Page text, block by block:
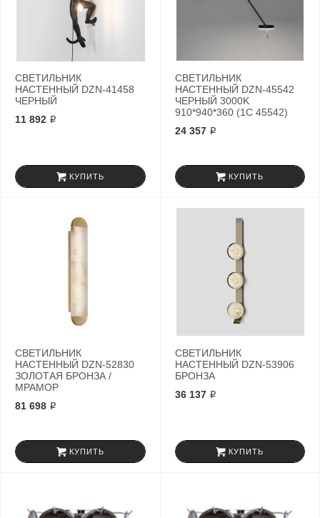
СВЕТИЛЬНИК
НАСТЕННЫЙ DZN-41458
ЧЕРНЫЙ
11 892 ₽
КУПИТЬ
СВЕТИЛЬНИК
НАСТЕННЫЙ DZN-45542
ЧЕРНЫЙ 3000K
910*940*360 (1C 45542)
24 357 ₽
КУПИТЬ
СВЕТИЛЬНИК
НАСТЕННЫЙ DZN-52830
ЗОЛОТАЯ БРОНЗА /
МРАМОР
81 698 ₽
КУПИТЬ
СВЕТИЛЬНИК
НАСТЕННЫЙ DZN-53906
БРОНЗА
36 137 ₽
КУПИТЬ